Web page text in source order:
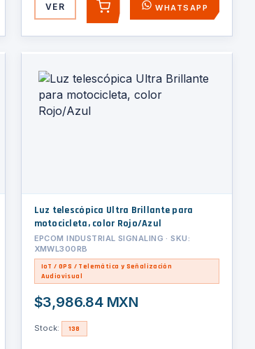
VER AGREGARWHATSAPP
Luz telescópica Ultra Brillante para
motocicleta, color Rojo/Azul
EPCOM INDUSTRIAL SIGNALING · SKU:
XMWL300RB
IoT / GPS / Telemática y Señalización
Audiovisual
$3,986.84 MXN
Stock: 138